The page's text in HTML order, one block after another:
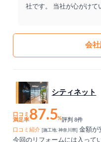
社です。 当社が心がけて
会
シティネット
口コミ
満足率87.5%評判 8件
口コミ紹介 [施工地: 神奈川県] 金額が
今回のリフォームには入って